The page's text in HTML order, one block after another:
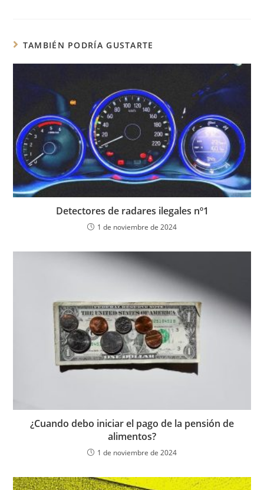
TAMBIÉN PODRÍA GUSTARTE
Detectores de radares ilegales nº1
1 de noviembre de 2024
¿Cuando debo iniciar el pago de la pensión de
alimentos?
1 de noviembre de 2024